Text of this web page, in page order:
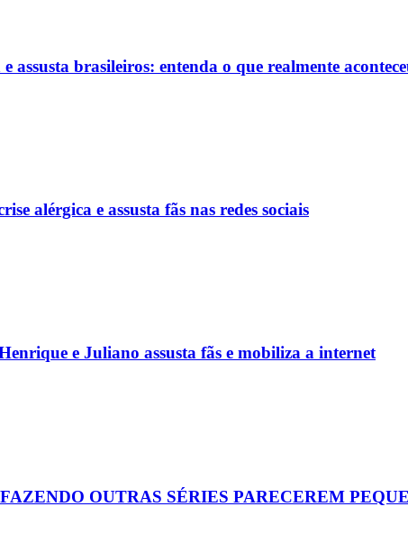
brasileiros: entenda o que realmente
alérgica e assusta fãs nas redes sociais
e Juliano assusta fãs e mobiliza a internet
OUTRAS SÉRIES PARECEREM